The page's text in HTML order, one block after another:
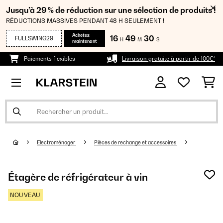
Jusqu’à 29 % de réduction sur une sélection de produits !
RÉDUCTIONS MASSIVES PENDANT 48 H SEULEMENT !
FULLSWING29
Achetez
maintenant
16 H 49 M 30 S
Paiements flexibles Livraison gratuite à partir de 100€*
Electroménager Pièces de rechange et accessoires
Étagère de réfrigérateur à vin
NOUVEAU